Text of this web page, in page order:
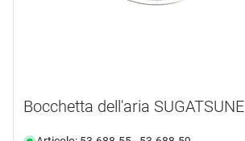
Bocchetta dell'aria SUGATSUNE